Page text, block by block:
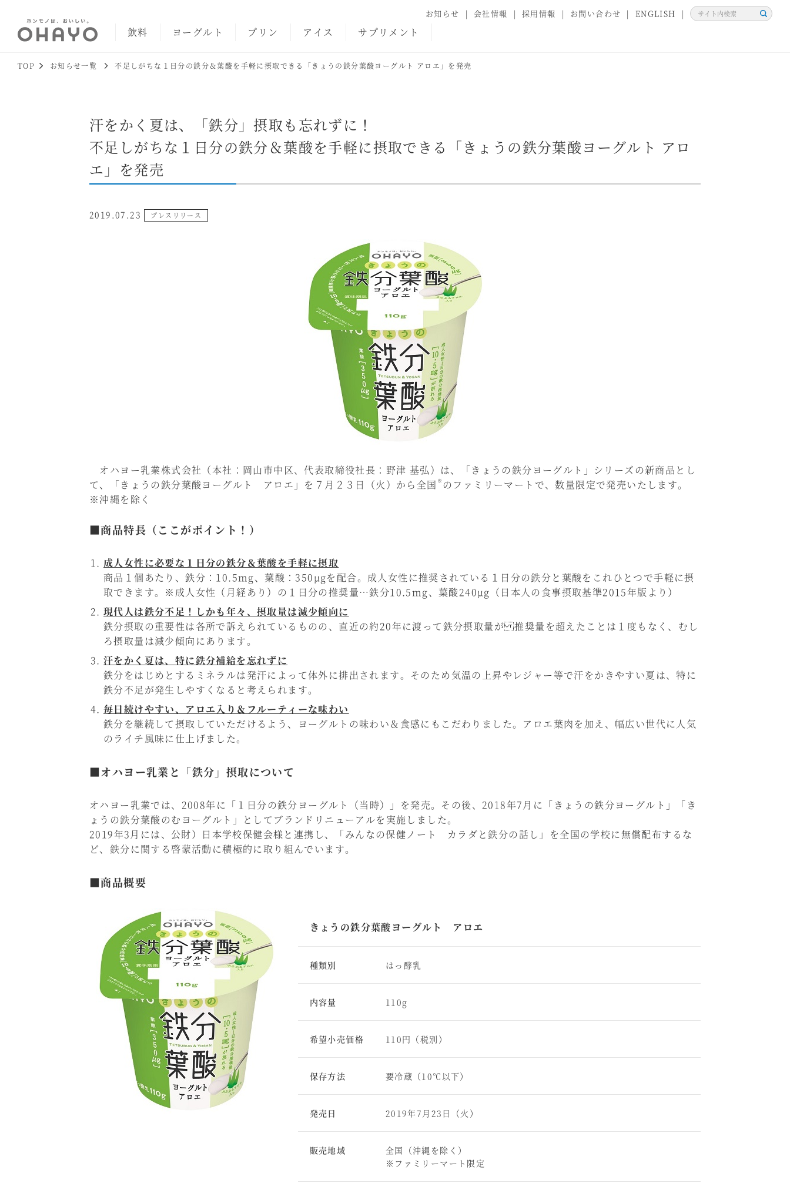
飲料 ヨーグルト プリン アイス サプリメント
お知らせ 会社情報 採用情報 お問い合わせ ENGLISH
検
TOP お知らせ一覧 不足しがちな１日分の鉄分＆葉酸を手軽に摂取できる「きょうの鉄分葉酸ヨーグルト アロエ」を発売
汗をかく夏は、「鉄分」摂取も忘れずに！
不足しがちな１日分の鉄分＆葉酸を手軽に摂取できる「きょうの鉄分葉酸ヨーグルト アロ
エ」を発売
2019.07.23 プレスリリース
オハヨー乳業株式会社（本社：岡山市中区、代表取締役社長：野津 基弘）は、「きょうの鉄分ヨーグルト」シリーズの新商品とし
て、「きょうの鉄分葉酸ヨーグルト アロエ」を７月２３日（火）から全国 ※ のファミリーマートで、数量限定で発売いたします。
※沖縄を除く
■商品特長（ここがポイント！）
成人女性に必要な１日分の鉄分＆葉酸を手軽に摂取
商品１個あたり、鉄分：10.5mg、葉酸：350μgを配合。成人女性に推奨されている１日分の鉄分と葉酸をこれひとつで手軽に摂
取できます。※成人女性（月経あり）の１日分の推奨量…鉄分10.5mg、葉酸240μg（日本人の食事摂取基準2015年版より）
現代人は鉄分不足！しかも年々、摂取量は減少傾向に
鉄分摂取の重要性は各所で訴えられているものの、直近の約20年に渡って鉄分摂取量が 推奨量を超えたことは１度もなく、むし
ろ摂取量は減少傾向にあります。
汗をかく夏は、特に鉄分補給を忘れずに
鉄分をはじめとするミネラルは発汗によって体外に排出されます。そのため気温の上昇やレジャー等で汗をかきやすい夏は、特に
鉄分不足が発生しやすくなると考えられます。
毎日続けやすい、アロエ入り＆フルーティーな味わい
鉄分を継続して摂取していただけるよう、ヨーグルトの味わい＆食感にもこだわりました。アロエ葉肉を加え、幅広い世代に人気
のライチ風味に仕上げました。
■オハヨー乳業と「鉄分」摂取について
オハヨー乳業では、2008年に「１日分の鉄分ヨーグルト（当時）」を発売。その後、2018年7月に「きょうの鉄分ヨーグルト」「き
ょうの鉄分葉酸のむヨーグルト」としてブランドリニューアルを実施しました。
2019年3月には、公財）日本学校保健会様と連携し、「みんなの保健ノート カラダと鉄分の話し」を全国の学校に無償配布するな
ど、鉄分に関する啓蒙活動に積極的に取り組んでいます。
■商品概要
きょうの鉄分葉酸ヨーグルト アロエ
種類別 はっ酵乳
内容量 110g
希望小売価格 110円（税別）
保存方法 要冷蔵（10℃以下）
発売日 2019年7月23日（火）
販売地域
全国（沖縄を除く）
※ファミリーマート限定